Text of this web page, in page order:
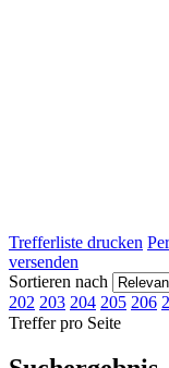
Trefferliste drucken
versenden
Sortieren nach
202 203 204 205 206
Treffer pro Seite